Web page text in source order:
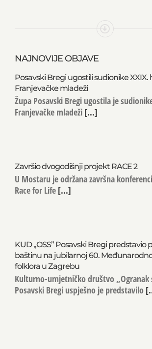
NAJNOVIJE OBJAVE
Posavski Bregi ugostili sudionike XXIX.
Franjevačke mladeži
Župa Posavski Bregi ugostila je
Franjevačke mladeži [...]
Završio dvogodišnji projekt RACE 2
U Mostaru je održana završna
Race for Life [...]
KUD „OSS” Posavski Bregi predstavio
baštinu na jubilarnoj 60.
folklora u Zagrebu
Kulturno-umjetničko društvo „Ogranak
Posavski Bregi uspješno je predstavilo